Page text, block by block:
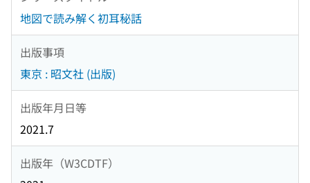
地図で読み解く初耳秘話
出版事項
東京 : 昭文社 (出版)
出版年月日等
2021.7
出版年（W3CDTF）